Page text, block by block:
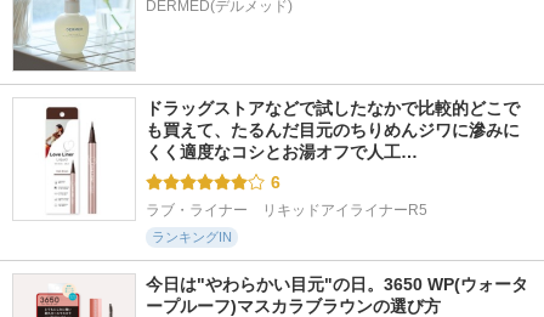
ドラッグストアなどで試したなかで比較的どこで
も買えて、たるんだ目元のちりめんジワに滲みに
くく適度なコシとお湯オフで人工…
6
ラブ・ライナー　リキッドアイライナーR5
ランキングIN
今日は"やわらかい目元"の日。3650 WP(ウォータ
ープルーフ)マスカラブラウンの選び方